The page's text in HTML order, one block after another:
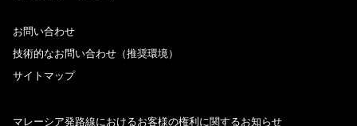
お問い合わせ
技術的なお問い合わせ（推奨環境）
サイトマップ
マレーシア発路線におけるお客様の権利に関するお知らせ